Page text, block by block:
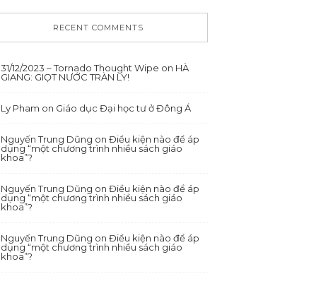
RECENT COMMENTS
31/12/2023 – Tornado Thought Wipe on HÀ
GIANG: GIỌT NƯỚC TRÀN LY!
Ly Pham on Giáo dục Đại học tư ở Đông Á
Nguyến Trung Dũng onĐiều kiện nào để áp
dụng “một chương trình nhiều sách giáo
khoa”?
Nguyến Trung Dũng onĐiều kiện nào để áp
dụng “một chương trình nhiều sách giáo
khoa”?
Nguyến Trung Dũng onĐiều kiện nào để áp
dụng “một chương trình nhiều sách giáo
khoa”?